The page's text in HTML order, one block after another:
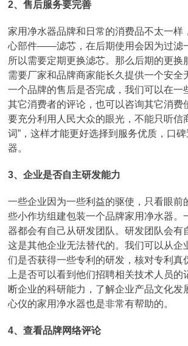
2、售后服务要完善
家用净水器品牌和日常的消费品不太一样
心部件——滤芯，在后期使用会因为过滤
所以需要定期更换滤芯。那么后期的更换
需要厂家和品牌商家能长久提供一个安全
一个品牌的售后是否完成，我们可以在一
其它消费者的评论，也可以咨询其它消费
要充分利用人民大众的眼光，不能只听信
词”，这样才能更好选择到服务优质，口
器。
3、企业是否自主研发能力
一些企业因为一些利益的驱使，只看眼前
些小作坊组建包装一个品牌家用净水器。
器都会有自己从研发团队。研发团队会有
这是其他企业无法替代的。我们可以从企
们是否获得一些专利的研发，核对专利真
上是否可以看到他们招聘相关技术人员的
断企业的科研能力，了解企业产品文化发
心仪的家用净水器也是非常有帮助的。
4、查看品牌网络评论